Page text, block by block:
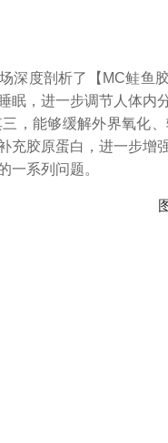
度剖析了【MC鲑鱼胶
眠，进一步调节人体内
，能够缓解外界氧化
充胶原蛋白，进一步增
一系列问题。